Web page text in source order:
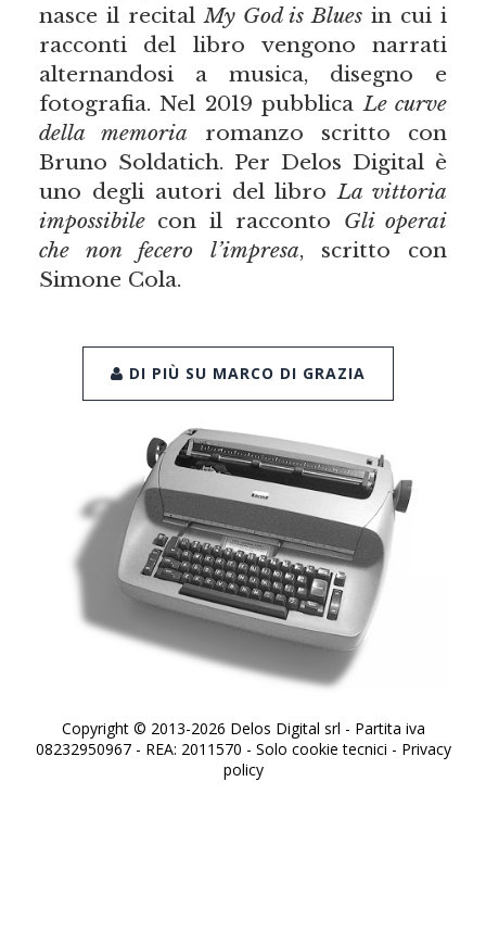
nasce il recital My God is Blues in cui i
racconti del libro vengono narrati
alternandosi a musica, disegno e
fotografia. Nel 2019 pubblica Le curve
della memoria romanzo scritto con
Bruno Soldatich. Per Delos Digital è
uno degli autori del libro La vittoria
impossibilecon il racconto Gli operai
che non fecero l’impresa, scritto con
Simone Cola.
DI PIÙ SU MARCO DI GRAZIA
Copyright © 2013-2026 Delos Digital srl - Partita iva
08232950967 - REA: 2011570 - Solo cookie tecnici - Privacy
policy